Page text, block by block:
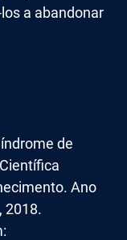
a abandonar
de
Ano
2018.